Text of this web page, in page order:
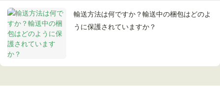
輸送方法は何ですか？輸送中の梱包はどのよ
うに保護されていますか？